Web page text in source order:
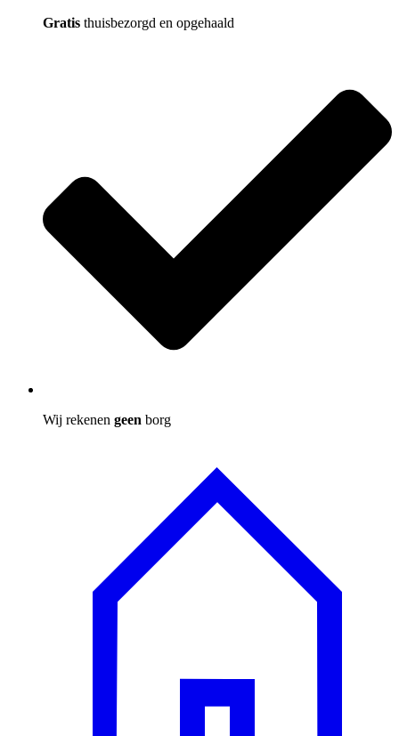
Gratis thuisbezorgd en opgehaald
Wij rekenen geen borg